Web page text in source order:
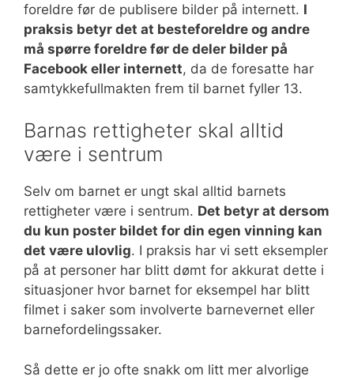
foreldre før de publisere bilder på internett. I
praksis betyr det at besteforeldre og andre
må spørre foreldre før de deler bilder på
Facebook eller internett, da de foresatte har
samtykkefullmakten frem til barnet fyller 13.
Barnas rettigheter skal alltid
være i sentrum
Selv om barnet er ungt skal alltid barnets
rettigheter være i sentrum. Det betyr at dersom
du kun poster bildet for din egen vinning kan
det være ulovlig. I praksis har vi sett eksempler
på at personer har blitt dømt for akkurat dette i
situasjoner hvor barnet for eksempel har blitt
filmet i saker som involverte barnevernet eller
barnefordelingssaker.
Så dette er jo ofte snakk om litt mer alvorlige